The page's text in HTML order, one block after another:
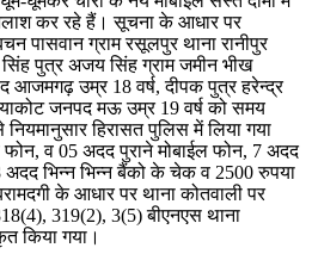
कर रहे हैं। सूचना के आधार पर
पासवान ग्राम रसूलपुर थाना रानीपुर
पुत्र अजय सिंह ग्राम जमीन भीख
उम्र 18 वर्ष, दीपक पुत्र हरेन्द्र
जनपद मऊ उम्र 19 वर्ष को समय
हिरासत पुलिस में लिया गया
व 05 अदद पुराने मोबाईल फोन, 7 अदद
अदद भिन्न भिन्न बैंको के चेक व 2500 रुपया
के आधार पर थाना कोतवाली पर
319(2), 3(5) बीएनएस थाना
किया गया।